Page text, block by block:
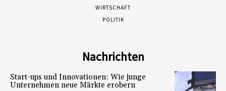
WIRTSCHAFT
POLITIK
Nachrichten
Start-ups und Innovationen: Wie junge
Unternehmen neue Märkte erobern